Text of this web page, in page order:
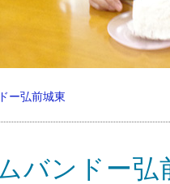
ー弘前城東
バンドー弘